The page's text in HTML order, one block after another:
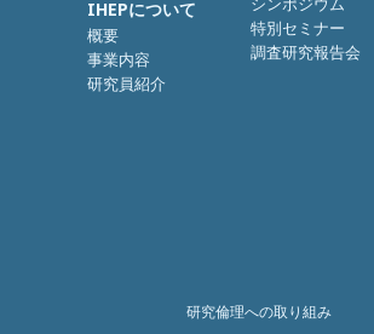
IHEPについて
概要
事業内容
研究員紹介
特別セミナー
調査研究報告会
研究倫理への取り組み